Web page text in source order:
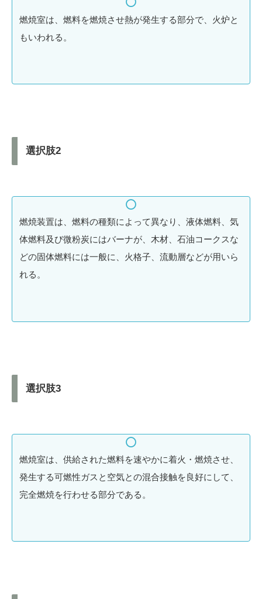
燃焼室は、燃料を燃焼させ熱が発生する部分で、火炉と
もいわれる。
選択肢2
燃焼装置は、燃料の種類によって異なり、液体燃料、気
体燃料及び微粉炭にはバーナが、木材、石油コークスな
どの固体燃料には一般に、火格子、流動層などが用いら
れる。
選択肢3
燃焼室は、供給された燃料を速やかに着火・燃焼させ、
発生する可燃性ガスと空気との混合接触を良好にして、
完全燃焼を行わせる部分である。